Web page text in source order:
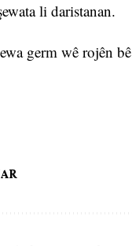
li daristanan.
germ wê rojên